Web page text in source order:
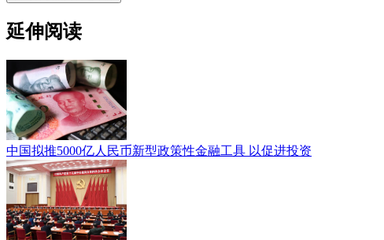
延伸阅读
中国拟推5000亿人民币新型政策性金融工具 以促进投资